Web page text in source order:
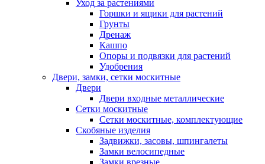
Уход за растениями
Горшки и ящики для растений
Грунты
Дренаж
Кашпо
Опоры и подвязки для растений
Удобрения
Двери, замки, сетки москитные
Двери
Двери входные металлические
Сетки москитные
Сетки москитные, комплектующие
Скобяные изделия
Задвижки, засовы, шпингалеты
Замки велосипедные
Замки врезные